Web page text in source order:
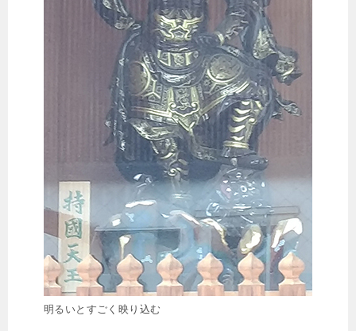
明るいとすごく映り込む